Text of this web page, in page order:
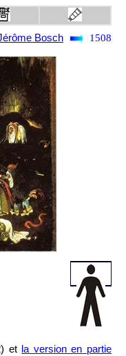
Bosch 1508
et la version en partie